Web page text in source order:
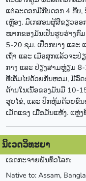
ແຕ່ລະດອກມີກີບດອກ 4 ກີບ,
ເຫຼືອງ. ມີເກສອນຜູ້ສີຂຽວອອ
ໝາກຂອງມັນເປັນຮູບຮ່າງກົ
5-20 ຊມ. ເປືອກບາງ ແລະ
ເຖົ່າ ແລະ ເມື່ອສຸກແລ້ວຈະປ່
ກາງ ແລະ ປ່ຽງສາມຫຼ່ຽມ
ທີ່ເຕັມໄປດ້ວຍກິ່ນຫອມ, ມີລົ
ດ້ານໃນເນື້ອຂອງມັນມີ 10-
ຮູບໄຂ່, ແລະ ປົກຫຸ້ມດ້ວຍຂົ
ເມັດແຂງ ເມື່ອມັນແຫ້ງ. ແຫຼ່ງ
ນິເວດວິທະຍາ
ເຂດກະຈາຍພັນທົ່ວໂລກ:
Native to: Assam,